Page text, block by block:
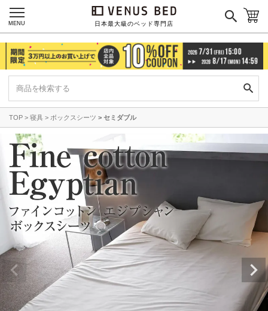
日本最大級のベッド専門店
MENU
TOP 寝具 ボックスシーツ セミダブル